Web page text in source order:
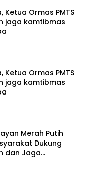
Ketua Ormas PMTS
jaga kamtibmas
Ketua Ormas PMTS
jaga kamtibmas
Merah Putih
Dukung
dan Jaga